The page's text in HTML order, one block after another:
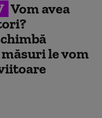
Vom avea
le vom